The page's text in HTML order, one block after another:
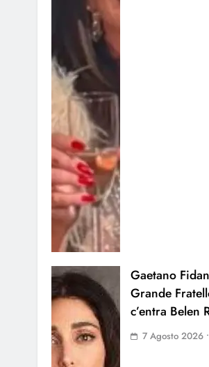
Gaetano
Grande
c’entra Belen
7 Agosto 2026